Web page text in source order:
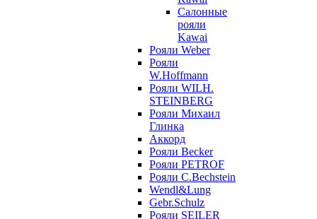
Салонные
рояли
Kawai
Рояли Weber
Рояли
W.Hoffmann
Рояли WILH.
STEINBERG
Рояли Михаил
Глинка
Аккорд
Рояли Becker
Рояли PETROF
Рояли C.Bechstein
Wendl&Lung
Gebr.Schulz
Рояли SEILER